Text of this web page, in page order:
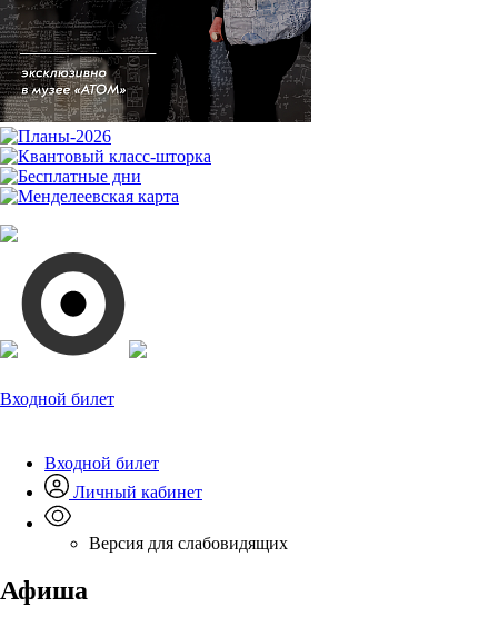
Входной билет
Входной билет
Личный кабинет
Версия для слабовидящих
Афиша